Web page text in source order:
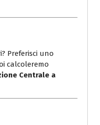
Preferisci uno
calcoleremo
Centrale a